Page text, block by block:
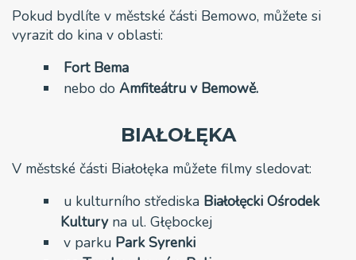
Pokud bydlíte v městské části Bemowo, můžete si
vyrazit do kina v oblasti:
Fort Bema
nebo do Amfiteátru v Bemowě.
BIAŁOŁĘKA
V městské části Białołęka můžete filmy sledovat:
u kulturního střediska Białołęcki Ośrodek
Kulturyna ul. Głębockej
v parku Park Syrenki